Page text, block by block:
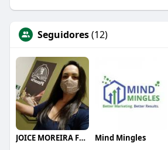
Seguidores(12)
JOICE MOREIRA FRANCO Mind Mingles